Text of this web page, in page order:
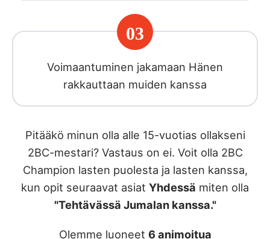
03
Voimaantuminen jakamaan Hänen
rakkauttaan muiden kanssa
Pitääkö minun olla alle 15-vuotias ollakseni
2BC-mestari? Vastaus on ei. Voit olla 2BC
Champion lasten puolesta ja lasten kanssa,
kun opit seuraavat asiat Yhdessä miten olla
"Tehtävässä Jumalan kanssa."
Olemme luoneet 6 animoitua